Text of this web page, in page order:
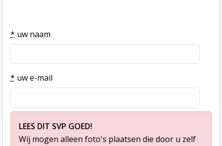
* uw naam
* uw e-mail
LEES DIT SVP GOED!
Wij mogen alleen foto's plaatsen die door u zelf